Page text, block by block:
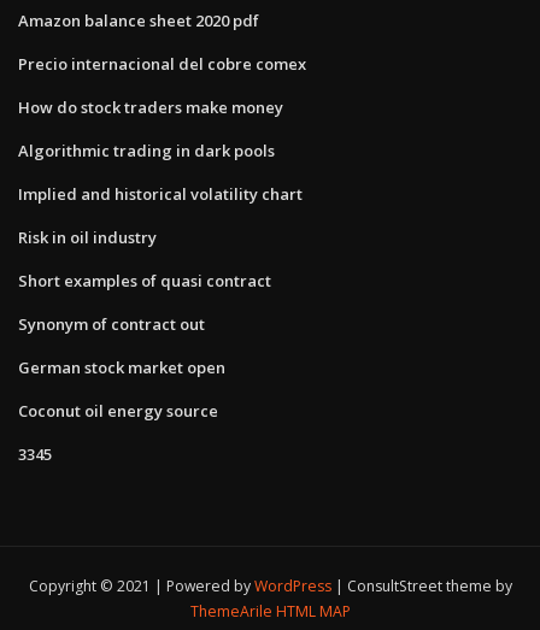
Amazon balance sheet 2020 pdf
Precio internacional del cobre comex
How do stock traders make money
Algorithmic trading in dark pools
Implied and historical volatility chart
Risk in oil industry
Short examples of quasi contract
Synonym of contract out
German stock market open
Coconut oil energy source
3345
Copyright © 2021 | Powered byWordPress
ConsultStreet theme by
ThemeArile HTML MAP